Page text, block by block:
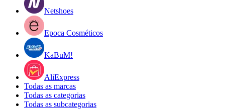
Netshoes
Epoca Cosméticos
KaBuM!
AliExpress
Todas as marcas
Todas as categorias
Todas as subcategorias